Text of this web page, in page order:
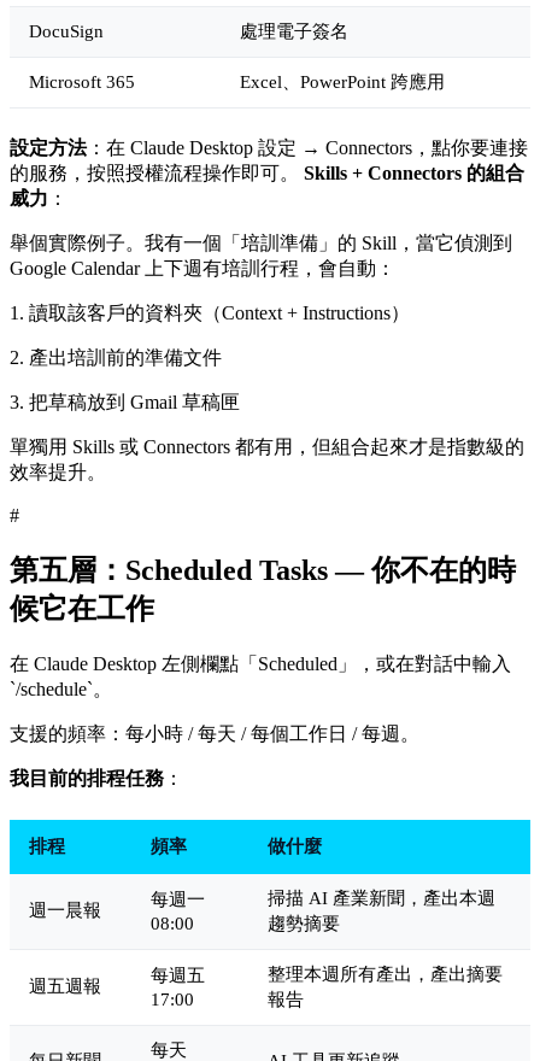
DocuSign 處理電子簽名
Microsoft 365 Excel、PowerPoint 跨應用
設定方法：在 Claude Desktop 設定 → Connectors，點你要連接
的服務，按照授權流程操作即可。 Skills + Connectors 的組合
威力 ：
舉個實際例子。我有一個「培訓準備」的 Skill，當它偵測到
Google Calendar 上下週有培訓行程，會自動：
1. 讀取該客戶的資料夾（Context + Instructions）
2. 產出培訓前的準備文件
3. 把草稿放到 Gmail 草稿匣
單獨用 Skills 或 Connectors 都有用，但組合起來才是指數級的
效率提升。
#
第五層：Scheduled Tasks — 你不在的時
候它在工作
在 Claude Desktop 左側欄點「Scheduled」，或在對話中輸入
`/schedule`。
支援的頻率：每小時 / 每天 / 每個工作日 / 每週。
我目前的排程任務 ：
排程 頻率 做什麼
週一晨報
每週一
08:00
掃描 AI 產業新聞，產出本週
趨勢摘要
週五週報
每週五
17:00
整理本週所有產出，產出摘要
報告
每天